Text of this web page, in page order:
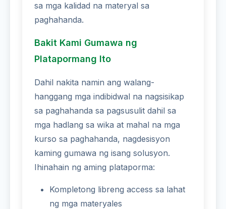
sa mga kalidad na materyal sa
paghahanda.
Bakit Kami Gumawa ng
Platapormang Ito
Dahil nakita namin ang walang-
hanggang mga indibidwal na nagsisikap
sa paghahanda sa pagsusulit dahil sa
mga hadlang sa wika at mahal na mga
kurso sa paghahanda, nagdesisyon
kaming gumawa ng isang solusyon.
Ihinahain ng aming plataporma:
Kompletong libreng access sa lahat
ng mga materyales